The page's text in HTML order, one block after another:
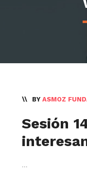
BY ASMOZ
Sesión
...